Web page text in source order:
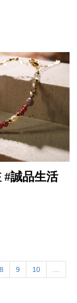
#誠品生活
8 9 10